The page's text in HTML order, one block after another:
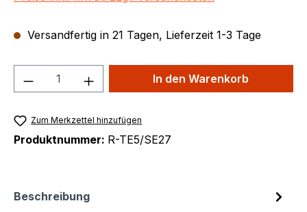
Versandfertig in 21 Tagen, Lieferzeit 1-3 Tage
Produkt Anzahl: Gib denIn den Warenkorb
Zum Merkzettel hinzufügen
Produktnummer: R-TE5/SE27
Beschreibung